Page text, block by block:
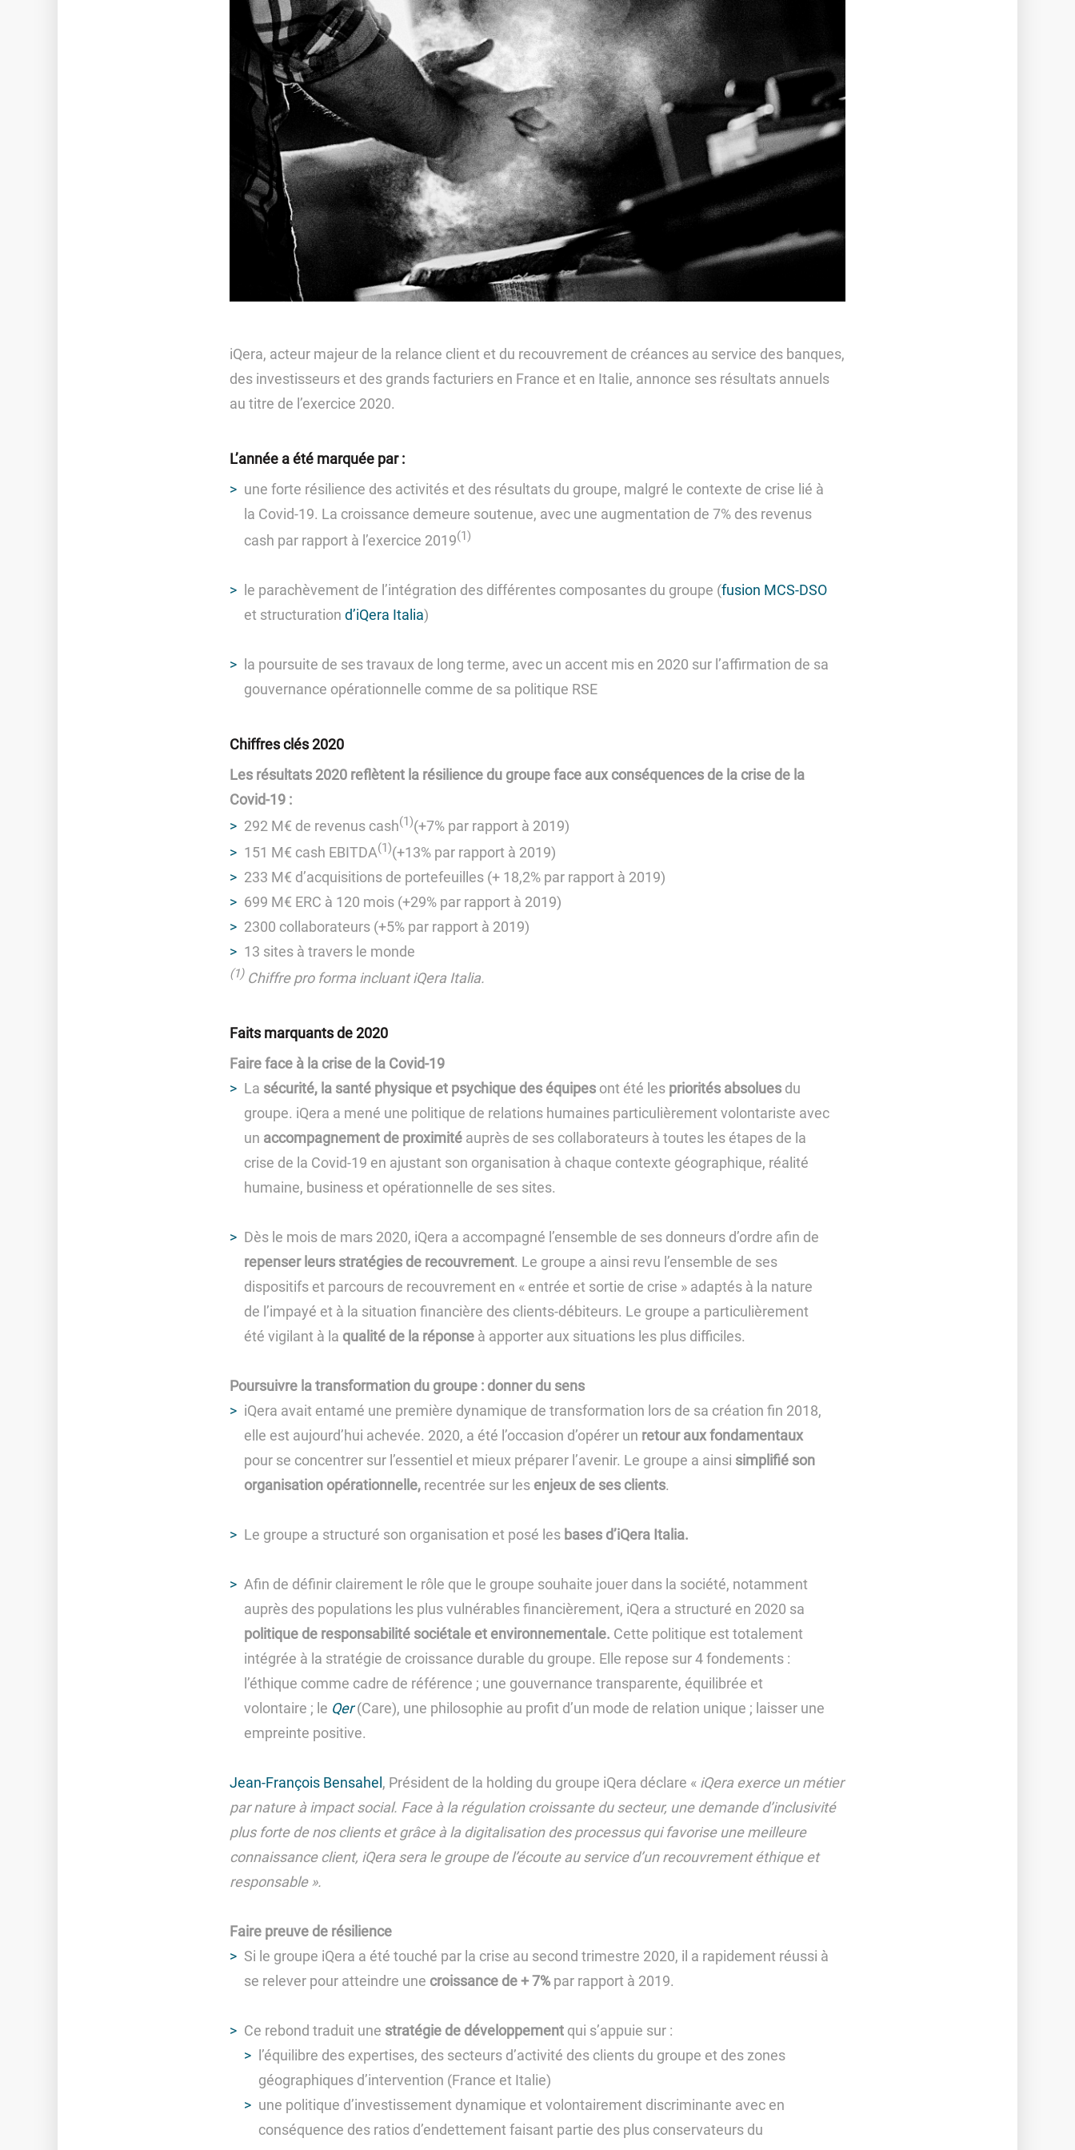
Contactez-nous
Espace Particulier
Espace Carrières
Espace Investisseur
iQera, acteur majeur de la relance client et du recouvrement de créances au service des banques,
des investisseurs et des grands facturiers en France et en Italie, annonce ses résultats annuels
au titre de l’exercice 2020.
L’année a été marquée par :
une forte résilience des activités et des résultats du groupe, malgré le contexte de crise lié à
la Covid-19. La croissance demeure soutenue, avec une augmentation de 7% des revenus
cash par rapport à l’exercice 2019(1)
le parachèvement de l’intégration des différentes composantes du groupe (fusion MCS-DSO
et structurationd’iQera Italia)
la poursuite de ses travaux de long terme, avec un accent mis en 2020 sur l’affirmation de sa
gouvernance opérationnelle comme de sa politique RSE
Chiffres clés 2020
Les résultats 2020 reflètent la résilience du groupe face aux conséquences de la crise de la
Covid-19 :
292 M€ de revenus cash(1)(+7% par rapport à 2019)
151 M€ cash EBITDA(1)(+13% par rapport à 2019)
233 M€ d’acquisitions de portefeuilles (+ 18,2% par rapport à 2019)
699 M€ ERC à 120 mois (+29% par rapport à 2019)
2300 collaborateurs (+5% par rapport à 2019)
13 sites à travers le monde
(1) Chiffre pro forma incluant iQera Italia.
Faits marquants de 2020
Faire face à la crise de la Covid-19
La sécurité, la santé physique et psychique des équipes ont été les priorités absolues du
groupe. iQera a mené une politique de relations humaines particulièrement volontariste avec
un accompagnement de proximité auprès de ses collaborateurs à toutes les étapes de la
crise de la Covid-19 en ajustant son organisation à chaque contexte géographique, réalité
humaine, business et opérationnelle de ses sites.
Dès le mois de mars 2020, iQera a accompagné l’ensemble de ses donneurs d’ordre afin de
repenser leurs stratégies de recouvrement. Le groupe a ainsi revu l’ensemble de ses
dispositifs et parcours de recouvrement en « entrée et sortie de crise » adaptés à la nature
de l’impayé et à la situation financière des clients-débiteurs. Le groupe a particulièrement
été vigilant à la qualité de la réponse à apporter aux situations les plus difficiles.
Poursuivre la transformation du groupe : donner du sens
iQera avait entamé une première dynamique de transformation lors de sa création fin 2018,
elle est aujourd’hui achevée. 2020, a été l’occasion d’opérer un retour aux fondamentaux
pour se concentrer sur l’essentiel et mieux préparer l’avenir. Le groupe a ainsi simplifié son
organisation opérationnelle, recentrée sur les enjeux de ses clients.
Le groupe a structuré son organisation et posé les bases d’iQera Italia.
Afin de définir clairement le rôle que le groupe souhaite jouer dans la société, notamment
auprès des populations les plus vulnérables financièrement, iQera a structuré en 2020 sa
politique de responsabilité sociétale et environnementale. Cette politique est totalement
intégrée à la stratégie de croissance durable du groupe. Elle repose sur 4 fondements :
l’éthique comme cadre de référence ; une gouvernance transparente, équilibrée et
volontaire ; le Qer(Care), une philosophie au profit d’un mode de relation unique ; laisser une
empreinte positive.
Jean-François Bensahel , Président de la holding du groupe iQera déclare « iQera exerce un métier
par nature à impact social. Face à la régulation croissante du secteur, une demande d’inclusivité
plus forte de nos clients et grâce à la digitalisation des processus qui favorise une meilleure
connaissance client, iQera sera le groupe de l’écoute au service d’un recouvrement éthique et
responsable ».
Faire preuve de résilience
Si le groupe iQera a été touché par la crise au second trimestre 2020, il a rapidement réussi à
se relever pour atteindre une croissance de + 7% par rapport à 2019.
Ce rebond traduit une stratégie de développement qui s’appuie sur :
l’équilibre des expertises, des secteurs d’activité des clients du groupe et des zones
géographiques d’intervention (France et Italie)
une politique d’investissement dynamique et volontairement discriminante avec en
conséquence des ratios d’endettement faisant partie des plus conservateurs du